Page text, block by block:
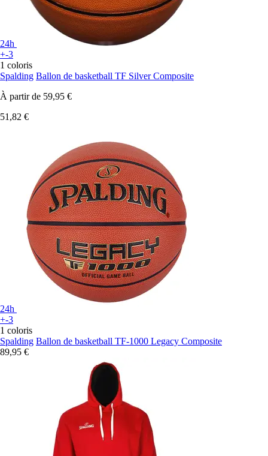
24h
+-3
1 coloris
Spalding Ballon de basketball TF Silver Composite
À partir de 59,95 €
51,82 €
24h
+-3
1 coloris
Spalding Ballon de basketball TF-1000 Legacy Composite
89,95 €